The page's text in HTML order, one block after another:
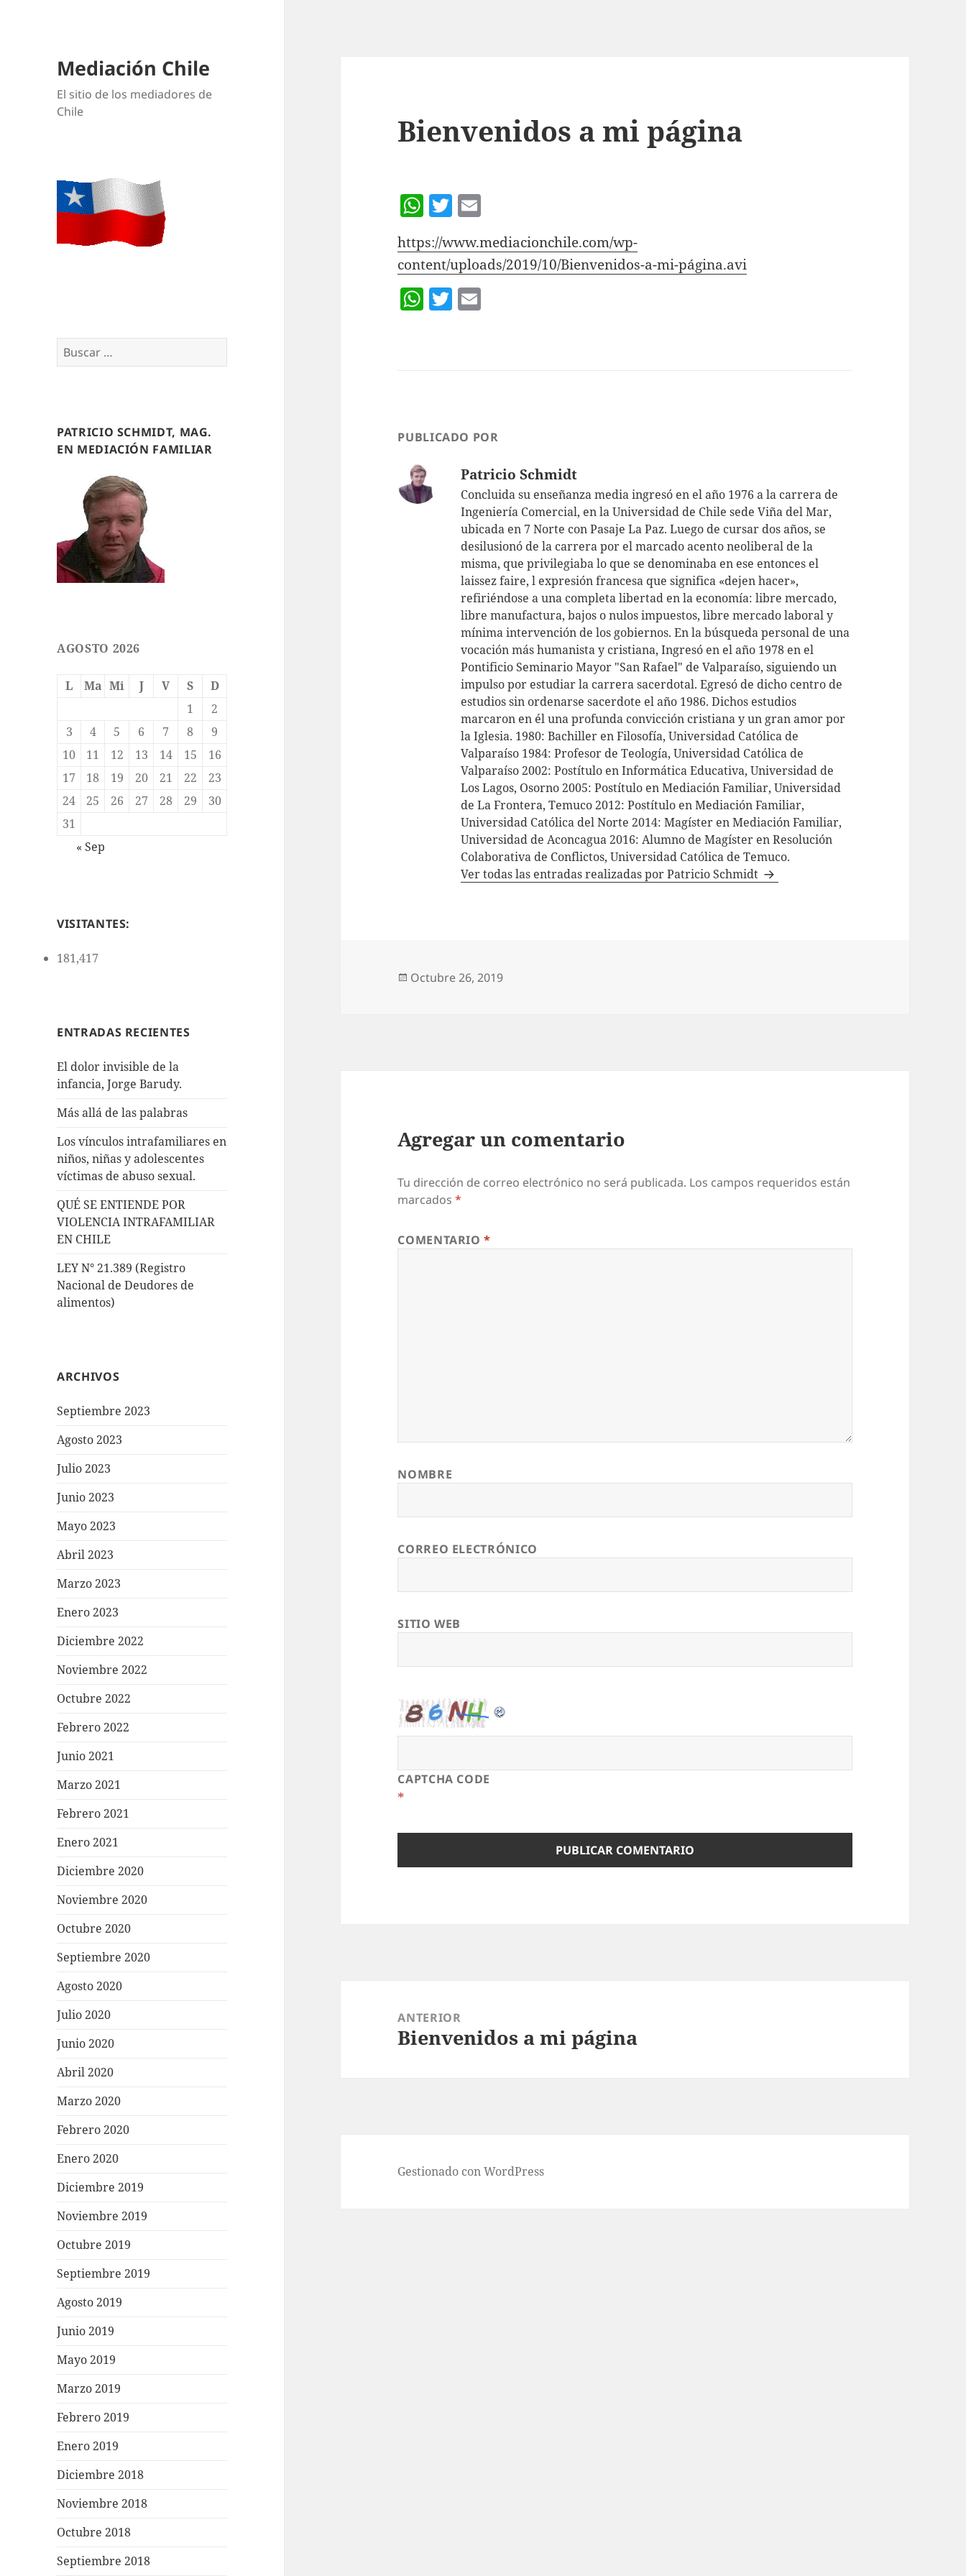
Mediación Chile
El sitio de los mediadores de
Chile
Buscar
por:
PATRICIO SCHMIDT, MAG.
EN MEDIACIÓN FAMILIAR
AGOSTO 2026
L Ma Mi J V S
D
1
2
3
4 5 6 7 8
9
10
11 12 13 14 15
16
17
18 19 20 21 22
23
24
25 26 27 28 29
30
31
« Sep
VISITANTES:
181,417
ENTRADAS RECIENTES
El dolor invisible de la
infancia, Jorge Barudy.
Más allá de las palabras
Los vínculos intrafamiliares en
niños, niñas y adolescentes
víctimas de abuso sexual.
QUÉ SE ENTIENDE POR
VIOLENCIA INTRAFAMILIAR
EN CHILE
LEY N° 21.389 (Registro
Nacional de Deudores de
alimentos)
ARCHIVOS
Septiembre 2023
Agosto 2023
Julio 2023
Junio 2023
Mayo 2023
Abril 2023
Marzo 2023
Enero 2023
Diciembre 2022
Noviembre 2022
Octubre 2022
Febrero 2022
Junio 2021
Marzo 2021
Febrero 2021
Enero 2021
Diciembre 2020
Noviembre 2020
Octubre 2020
Septiembre 2020
Agosto 2020
Julio 2020
Junio 2020
Abril 2020
Marzo 2020
Febrero 2020
Enero 2020
Diciembre 2019
Noviembre 2019
Octubre 2019
Septiembre 2019
Agosto 2019
Junio 2019
Mayo 2019
Marzo 2019
Febrero 2019
Enero 2019
Diciembre 2018
Noviembre 2018
Octubre 2018
Septiembre 2018
Bienvenidos a mi página
W
h
at
s
A
p
T
itt
er
ai
l
https://www.mediacionchile.com/wp-
content/uploads/2019/10/Bienvenidos-a-mi-página.avi
W
p
T
PUBLICADO POR
Patricio Schmidt
Concluida su enseñanza media ingresó en el año 1976 a la carrera de
Ingeniería Comercial, en la Universidad de Chile sede Viña del Mar,
ubicada en 7 Norte con Pasaje La Paz. Luego de cursar dos años, se
desilusionó de la carrera por el marcado acento neoliberal de la
misma, que privilegiaba lo que se denominaba en ese entonces el
laissez faire, l expresión francesa que significa «dejen hacer»,
refiriéndose a una completa libertad en la economía: libre mercado,
libre manufactura, bajos o nulos impuestos, libre mercado laboral y
mínima intervención de los gobiernos. En la búsqueda personal de una
vocación más humanista y cristiana, Ingresó en el año 1978 en el
Pontificio Seminario Mayor "San Rafael" de Valparaíso, siguiendo un
impulso por estudiar la carrera sacerdotal. Egresó de dicho centro de
estudios sin ordenarse sacerdote el año 1986. Dichos estudios
marcaron en él una profunda convicción cristiana y un gran amor por
la Iglesia. 1980: Bachiller en Filosofía, Universidad Católica de
Valparaíso 1984: Profesor de Teología, Universidad Católica de
Valparaíso 2002: Postítulo en Informática Educativa, Universidad de
Los Lagos, Osorno 2005: Postítulo en Mediación Familiar, Universidad
de La Frontera, Temuco 2012: Postítulo en Mediación Familiar,
Universidad Católica del Norte 2014: Magíster en Mediación Familiar,
Universidad de Aconcagua 2016: Alumno de Magíster en Resolución
Colaborativa de Conflictos, Universidad Católica de Temuco.
Ver todas las entradas realizadas por Patricio Schmidt
Publicado
Octubre 26, 2019
Agregar un comentario
Tu dirección de correo electrónico no será publicada. Los campos requeridos están
marcados*
COMENTARIO*
NOMBRE
CORREO ELECTRÓNICO
SITIO WEB
CAPTCHA CODE
*
entradas
ANTERIOR
Entrada
Bienvenidos a mi página
Gestionado con WordPress